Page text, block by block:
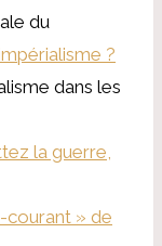
du
?
dans les
la guerre,
courant » de